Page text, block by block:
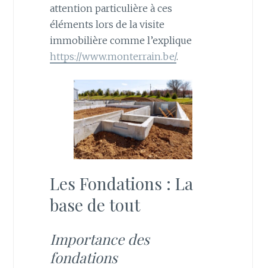
attention particulière à ces
éléments lors de la visite
immobilière comme l’explique
https://www.monterrain.be/.
Les Fondations : La
base de tout
Importance des
fondations